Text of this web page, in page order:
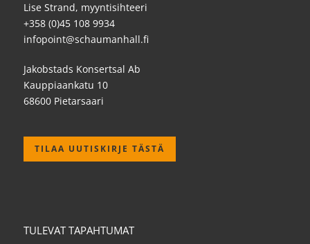
Lise Strand, myyntisihteeri
+358 (0)45 108 9934
infopoint@schaumanhall.fi
Jakobstads Konsertsal Ab
Kauppiaankatu 10
68600 Pietarsaari
TILAA UUTISKIRJE TÄSTÄ
TULEVAT TAPAHTUMAT